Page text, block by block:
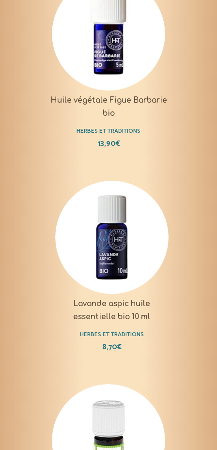
Huile végétale Figue Barbarie
bio
HERBES ET TRADITIONS
13,90€
Lavande aspic huile
essentielle bio 10 ml
HERBES ET TRADITIONS
8,70€